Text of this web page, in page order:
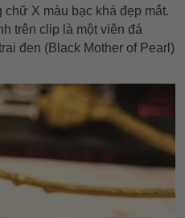
X màu bạc khá đẹp mắt.
trên clip là một viên đá
đen (Black Mother of Pearl)